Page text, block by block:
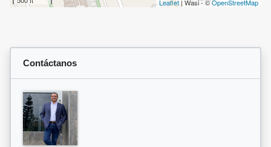
Leaflet | Wasi - ©OpenStreetMap
Contáctanos